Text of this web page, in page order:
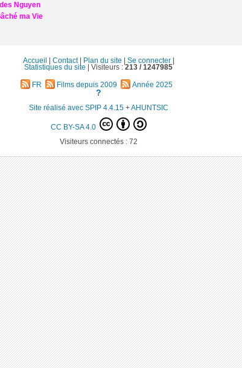
Nguyen
ma Vie
Accueil Contact| Plan du site Se connecter|
Statistiques du site
Visiteurs :213 / 1247985
FR Films depuis 2009 Année 2025
?
Site réalisé avec SPIP 4.4.15+AHUNTSIC
CC BY-SA 4.0
Visiteurs connectés : 72